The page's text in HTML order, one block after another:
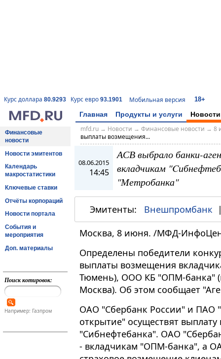
Курс доллара 80.9293 Курс евро 93.1901 Мобильная версия 18+
Главная Продукты и услуги Новости
Финансовые
новости
Новости эмитентов
Календарь
макростатистики
Ключевые ставки
Отчёты корпораций
Новости портала
События и
мероприятия
Доп. материалы
Поиск котировок:
Например: Газпром
mfd.ru→ Новости → Финансовые новости → 8
выплаты возмещения...
08.06.2015
14:45
АСВ выбрало банки-
вкладчикам
"Метробанка"
Эмитенты: Внешпромбанк
Москва, 8 июня. /МФД-
Определены победители
выплаты возмещения
Тюмень), ООО КБ "ОПМ-банка"
Москва). Об этом сообщает
ОАО "Сбербанк России" и ПАО
открытие" осуществят
"Сибнефтебанка". ОАО
- вкладчикам "ОПМ-банка", а